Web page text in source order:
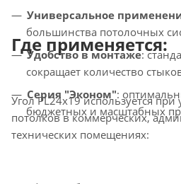
Универсальное
большинства потолочных
Удобство в монтаже:
сокращает количество
Серия "Эконом":
бюджетных и масштабных
Где применяется:
Угол PL24x19 используется при
потолков в коммерческих,
технических помещениях: